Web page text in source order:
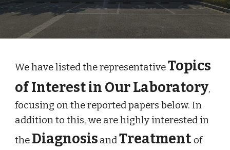
We have listed the representativeTopics
of Interest in Our Laboratory,
focusing on the reported papers below. In
addition to this, we are highly interested in
the Diagnosis andTreatment of